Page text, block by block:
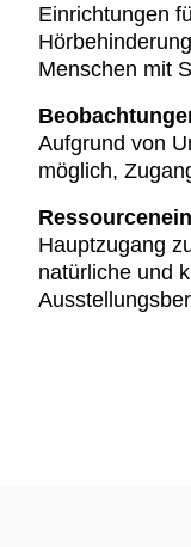
Einrichtungen
Menschen mit
Aufgrund von
möglich,
Hauptzugang
natürliche und